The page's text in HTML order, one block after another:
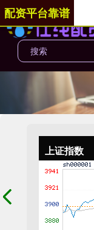
上证指数
配资平台靠谱